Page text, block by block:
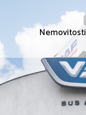
Nemovitosti